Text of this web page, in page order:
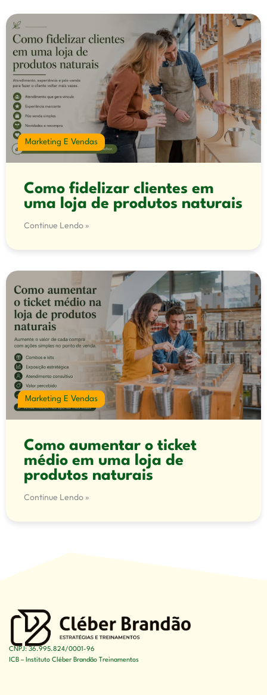
Marketing E Vendas
Como fidelizar clientes em
uma loja de produtos naturais
Continue Lendo »
Marketing E Vendas
Como aumentar o ticket
médio em uma loja de
produtos naturais
Continue Lendo »
CNPJ: 36.995.824/0001-96
ICB – Instituto Cléber Brandão Treinamentos